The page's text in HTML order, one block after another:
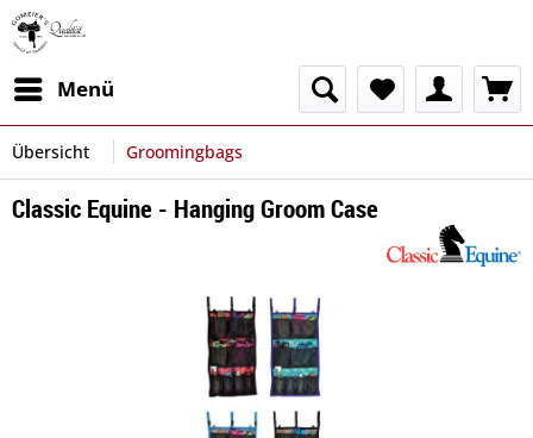
Menü
Übersicht Groomingbags
Classic Equine - Hanging Groom Case